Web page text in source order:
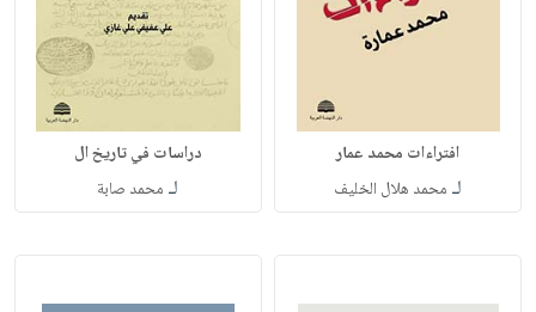
افتراءات محمد عمار
لـ محمد هلال الخليف
دراسات في تاريخ ال
لـ محمد صابة